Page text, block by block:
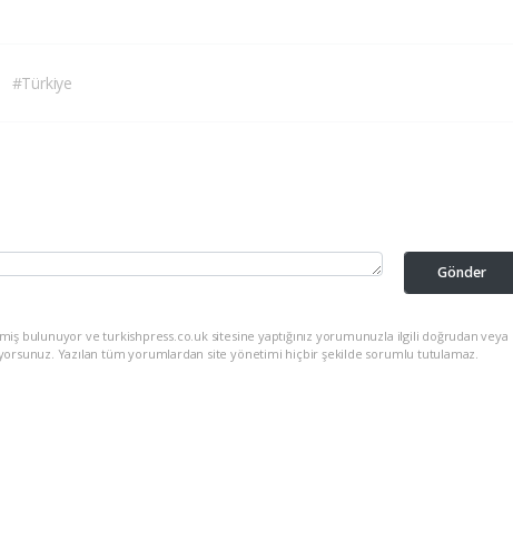
#Türkiye
Gönder
bulunuyor ve turkishpress.co.uk sitesine yaptığınız yorumunuzla ilgili doğrudan veya
Yazılan tüm yorumlardan site yönetimi hiçbir şekilde sorumlu tutulamaz.